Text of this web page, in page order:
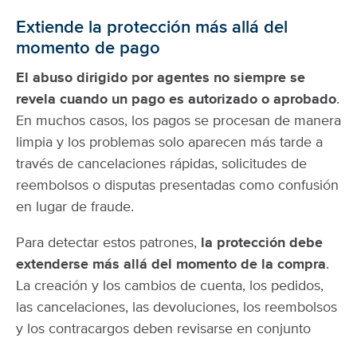
Extiende la protección más allá del
momento de pago
El abuso dirigido por agentes no siempre se
revela cuando un pago es autorizado o aprobado.
En muchos casos, los pagos se procesan de manera
limpia y los problemas solo aparecen más tarde a
través de cancelaciones rápidas, solicitudes de
reembolsos o disputas presentadas como confusión
en lugar de fraude.
Para detectar estos patrones, la protección debe
extenderse más allá del momento de la compra.
La creación y los cambios de cuenta, los pedidos,
las cancelaciones, las devoluciones, los reembolsos
y los contracargos deben revisarse en conjunto